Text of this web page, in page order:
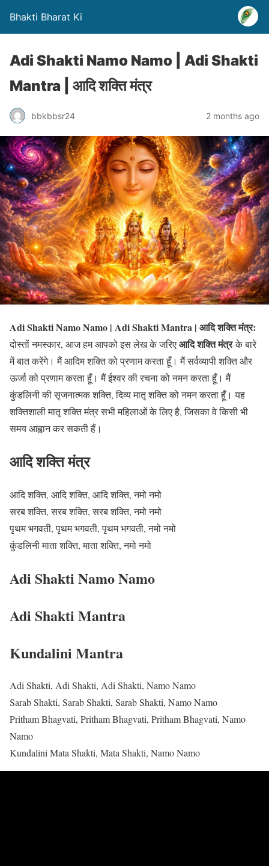
Bhakti Bharat Ki
Adi Shakti Namo Namo | Adi Shakti
Mantra | आदि शक्ति मंत्र
bbkbbsr24 2 months ago
Adi Shakti Namo Namo | Adi Shakti Mantra | आदि शक्ति मंत्र:
दोस्तों नमस्कार, आज हम आपको इस लेख के जरिएआदि शक्ति मंत्र के बारे
में बात करेंगे। मैं आदिम शक्ति को प्रणाम करता हूँ। मैं सर्वव्यापी शक्ति और
ऊर्जा को प्रणाम करता हूँ। मैं ईश्वर की रचना को नमन करता हूँ। मैं
कुंडलिनी की सृजनात्मक शक्ति, दिव्य मातृ शक्ति को नमन करता हूँ। यह
शक्तिशाली मातृ शक्ति मंत्र सभी महिलाओं के लिए है, जिसका वे किसी भी
समय आह्वान कर सकती हैं।
आदि शक्ति मंत्र
आदि शक्ति, आदि शक्ति, आदि शक्ति, नमो नमो
सरब शक्ति, सरब शक्ति, सरब शक्ति, नमो नमो
पृथम भगवती, पृथम भगवती, पृथम भगवती, नमो नमो
कुंडलिनी माता शक्ति, माता शक्ति, नमो नमो
Adi Shakti Namo Namo
Adi Shakti Mantra
Kundalini Mantra
Adi Shakti, Adi Shakti, Adi Shakti, Namo Namo
Sarab Shakti, Sarab Shakti, Sarab Shakti, Namo Namo
Pritham Bhagvati, Pritham Bhagvati, Pritham Bhagvati, Namo
Namo
Kundalini Mata Shakti, Mata Shakti, Namo Namo